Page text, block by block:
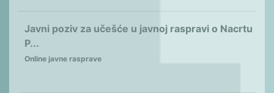
Javni poziv za učešće u javnoj raspravi o Nacrtu
P...
Online javne rasprave